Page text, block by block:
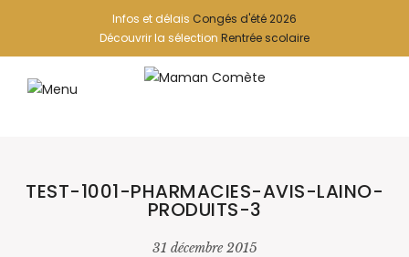
Infos et délais Congés d'été 2026
Découvrir la sélection Rentrée scolaire
TEST-1001-PHARMACIES-AVIS-LAINO-
PRODUITS-3
31 décembre 2015